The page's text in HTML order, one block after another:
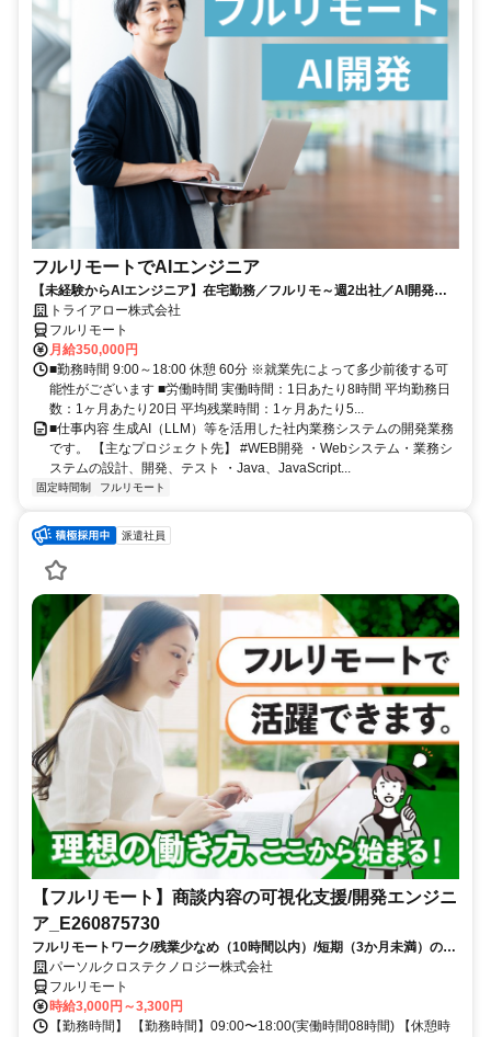
フルリモートでAIエンジニア
【未経験からAIエンジニア】在宅勤務／フルリモ～週2出社／AI開発を
仕事にする
トライアロー株式会社
フルリモート
月給350,000円
■勤務時間 9:00～18:00 休憩 60分 ※就業先によって多少前後する可
能性がございます ■労働時間 実働時間：1日あたり8時間 平均勤務日
数：1ヶ月あたり20日 平均残業時間：1ヶ月あたり5...
■仕事内容 生成AI（LLM）等を活用した社内業務システムの開発業務
です。 【主なプロジェクト先】 #WEB開発 ・Webシステム・業務シ
ステムの設計、開発、テスト ・Java、JavaScript...
固定時間制 フルリモート
派遣社員
【フルリモート】商談内容の可視化支援/開発エンジニ
ア_E260875730
フルリモートワーク/残業少なめ（10時間以内）/短期（3か月未満）のお
仕事/大手SI企業勤務/今までのご経験を活かして、更なるキャリアアップ
を目指せます
パーソルクロステクノロジー株式会社
フルリモート
時給3,000円～3,300円
【勤務時間】 【勤務時間】09:00〜18:00(実働時間08時間) 【休憩時